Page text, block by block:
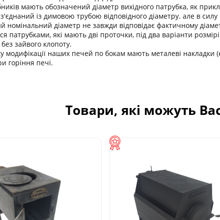
мають обозначений діаметр вихідного патрубка, як
із димовою трубою відповідного діаметру. але в
номінальний діаметр не завжди відповідає фактичному
патрубками, які мають дві проточки, під два варіанти
зайвого клопоту.
модифікації наших печей по бокам мають металеві
горіння печі.
Товари, які можуть